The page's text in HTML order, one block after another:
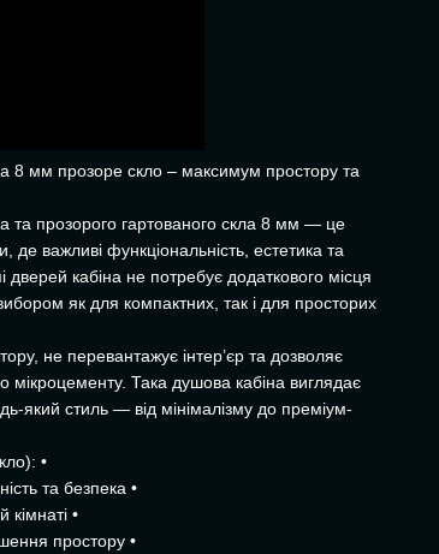
8 мм прозоре скло – максимум простору та
та прозорого гартованого скла 8 мм — це
де важливі функціональність, естетика та
дверей кабіна не потребує додаткового місця
як для компактних, так і для просторих
не перевантажує інтер’єр та дозволяє
мікроцементу. Така душова кабіна виглядає
який стиль — від мінімалізму до преміум-
•
та безпека •
кімнаті •
простору •